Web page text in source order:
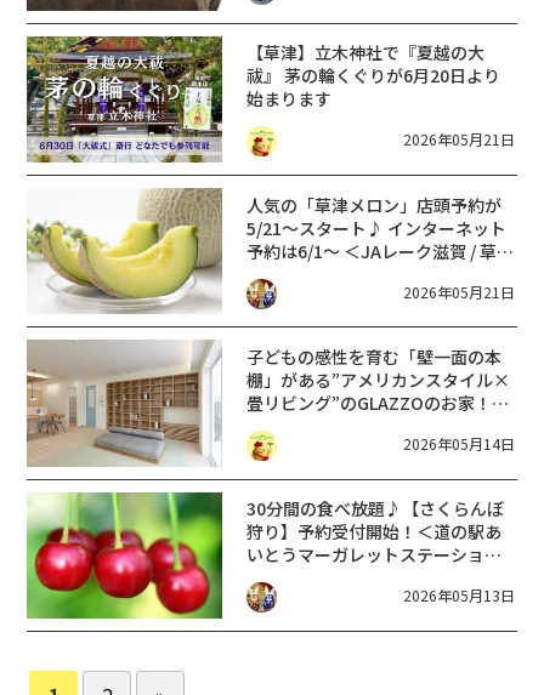
【草津】立木神社で『夏越の大
祓』 茅の輪くぐりが6月20日より
始まります
2026年05月21日
人気の「草津メロン」店頭予約が
5/21〜スタート♪ インターネット
予約は6/1〜 ＜JAレーク滋賀 / 草津
メロン直売所＞
2026年05月21日
子どもの感性を育む「壁一面の本
棚」がある”アメリカンスタイル×
畳リビング”のGLAZZOのお家！草
津市で完成見学会【5/30〜6/7】
2026年05月14日
30分間の食べ放題♪【さくらんぼ
狩り】予約受付開始！＜道の駅あ
いとうマーガレットステーション
＞【5/25～6/7】
2026年05月13日